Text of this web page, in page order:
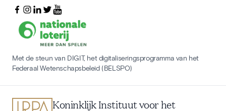
Met de steun van DIGIT, het digitaliseringsprogramma van het
Federaal Wetenschapsbeleid (BELSPO)
Koninklijk Instituut voor het